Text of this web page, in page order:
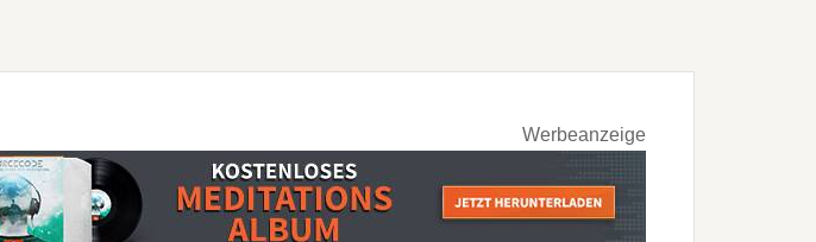
Werbeanzeige